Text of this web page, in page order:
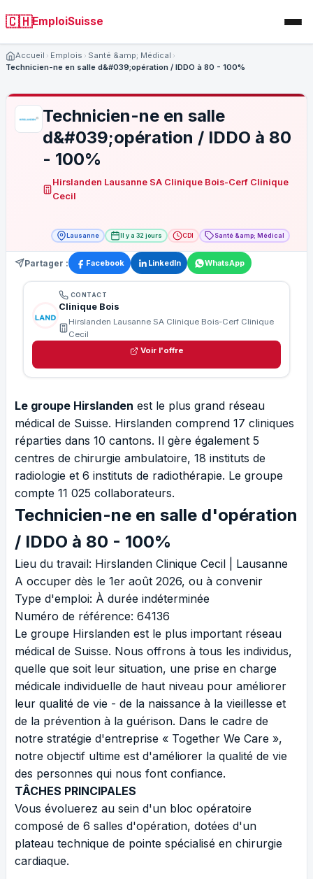
🇨🇭EmploiSuisse
Accueil Emplois
Santé &amp; Médical
Technicien-ne en salle d&#039;opération / IDDO à 80 - 100%
Technicien-ne en salle
d&#039;opération / IDDO à 80
- 100%
Hirslanden Lausanne SA Clinique Bois-Cerf Clinique
Cecil
Lausanne Il y a 32 jours CDI Santé &amp; Médical
Partager : Facebook LinkedIn WhatsApp
CONTACT
Clinique Bois
Hirslanden Lausanne SA Clinique Bois-Cerf Clinique
Cecil
Voir l'offre
Le groupe Hirslanden est le plus grand réseau
médical de Suisse. Hirslanden comprend 17 cliniques
réparties dans 10 cantons. Il gère également 5
centres de chirurgie ambulatoire, 18 instituts de
radiologie et 6 instituts de radiothérapie. Le groupe
compte 11 025 collaborateurs.
Technicien-ne en salle d'opération
/ IDDO à 80 - 100%
Lieu du travail: Hirslanden Clinique Cecil | Lausanne
A occuper dès le 1er août 2026, ou à convenir
Type d'emploi: À durée indéterminée
Numéro de référence: 64136
Le groupe Hirslanden est le plus important réseau
médical de Suisse. Nous offrons à tous les individus,
quelle que soit leur situation, une prise en charge
médicale individuelle de haut niveau pour améliorer
leur qualité de vie - de la naissance à la vieillesse et
de la prévention à la guérison. Dans le cadre de
notre stratégie d'entreprise « Together We Care »,
notre objectif ultime est d'améliorer la qualité de vie
des personnes qui nous font confiance.
TÂCHES PRINCIPALES
Vous évoluerez au sein d'un bloc opératoire
composé de 6 salles d'opération, dotées d'un
plateau technique de pointe spécialisé en chirurgie
cardiaque.